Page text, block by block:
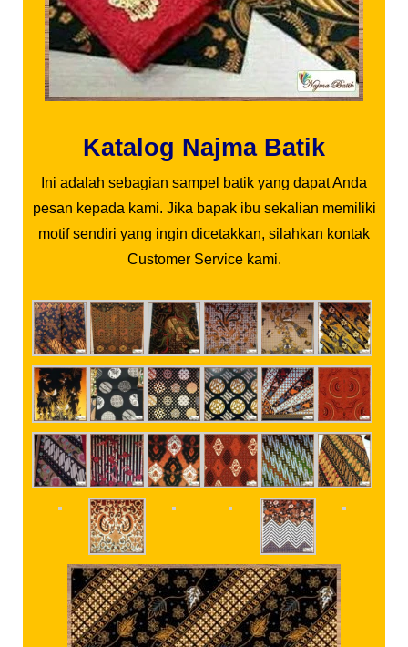
Katalog Najma Batik
Ini adalah sebagian sampel batik yang dapat Anda
pesan kepada kami. Jika bapak ibu sekalian memiliki
motif sendiri yang ingin dicetakkan, silahkan kontak
Customer Service kami.